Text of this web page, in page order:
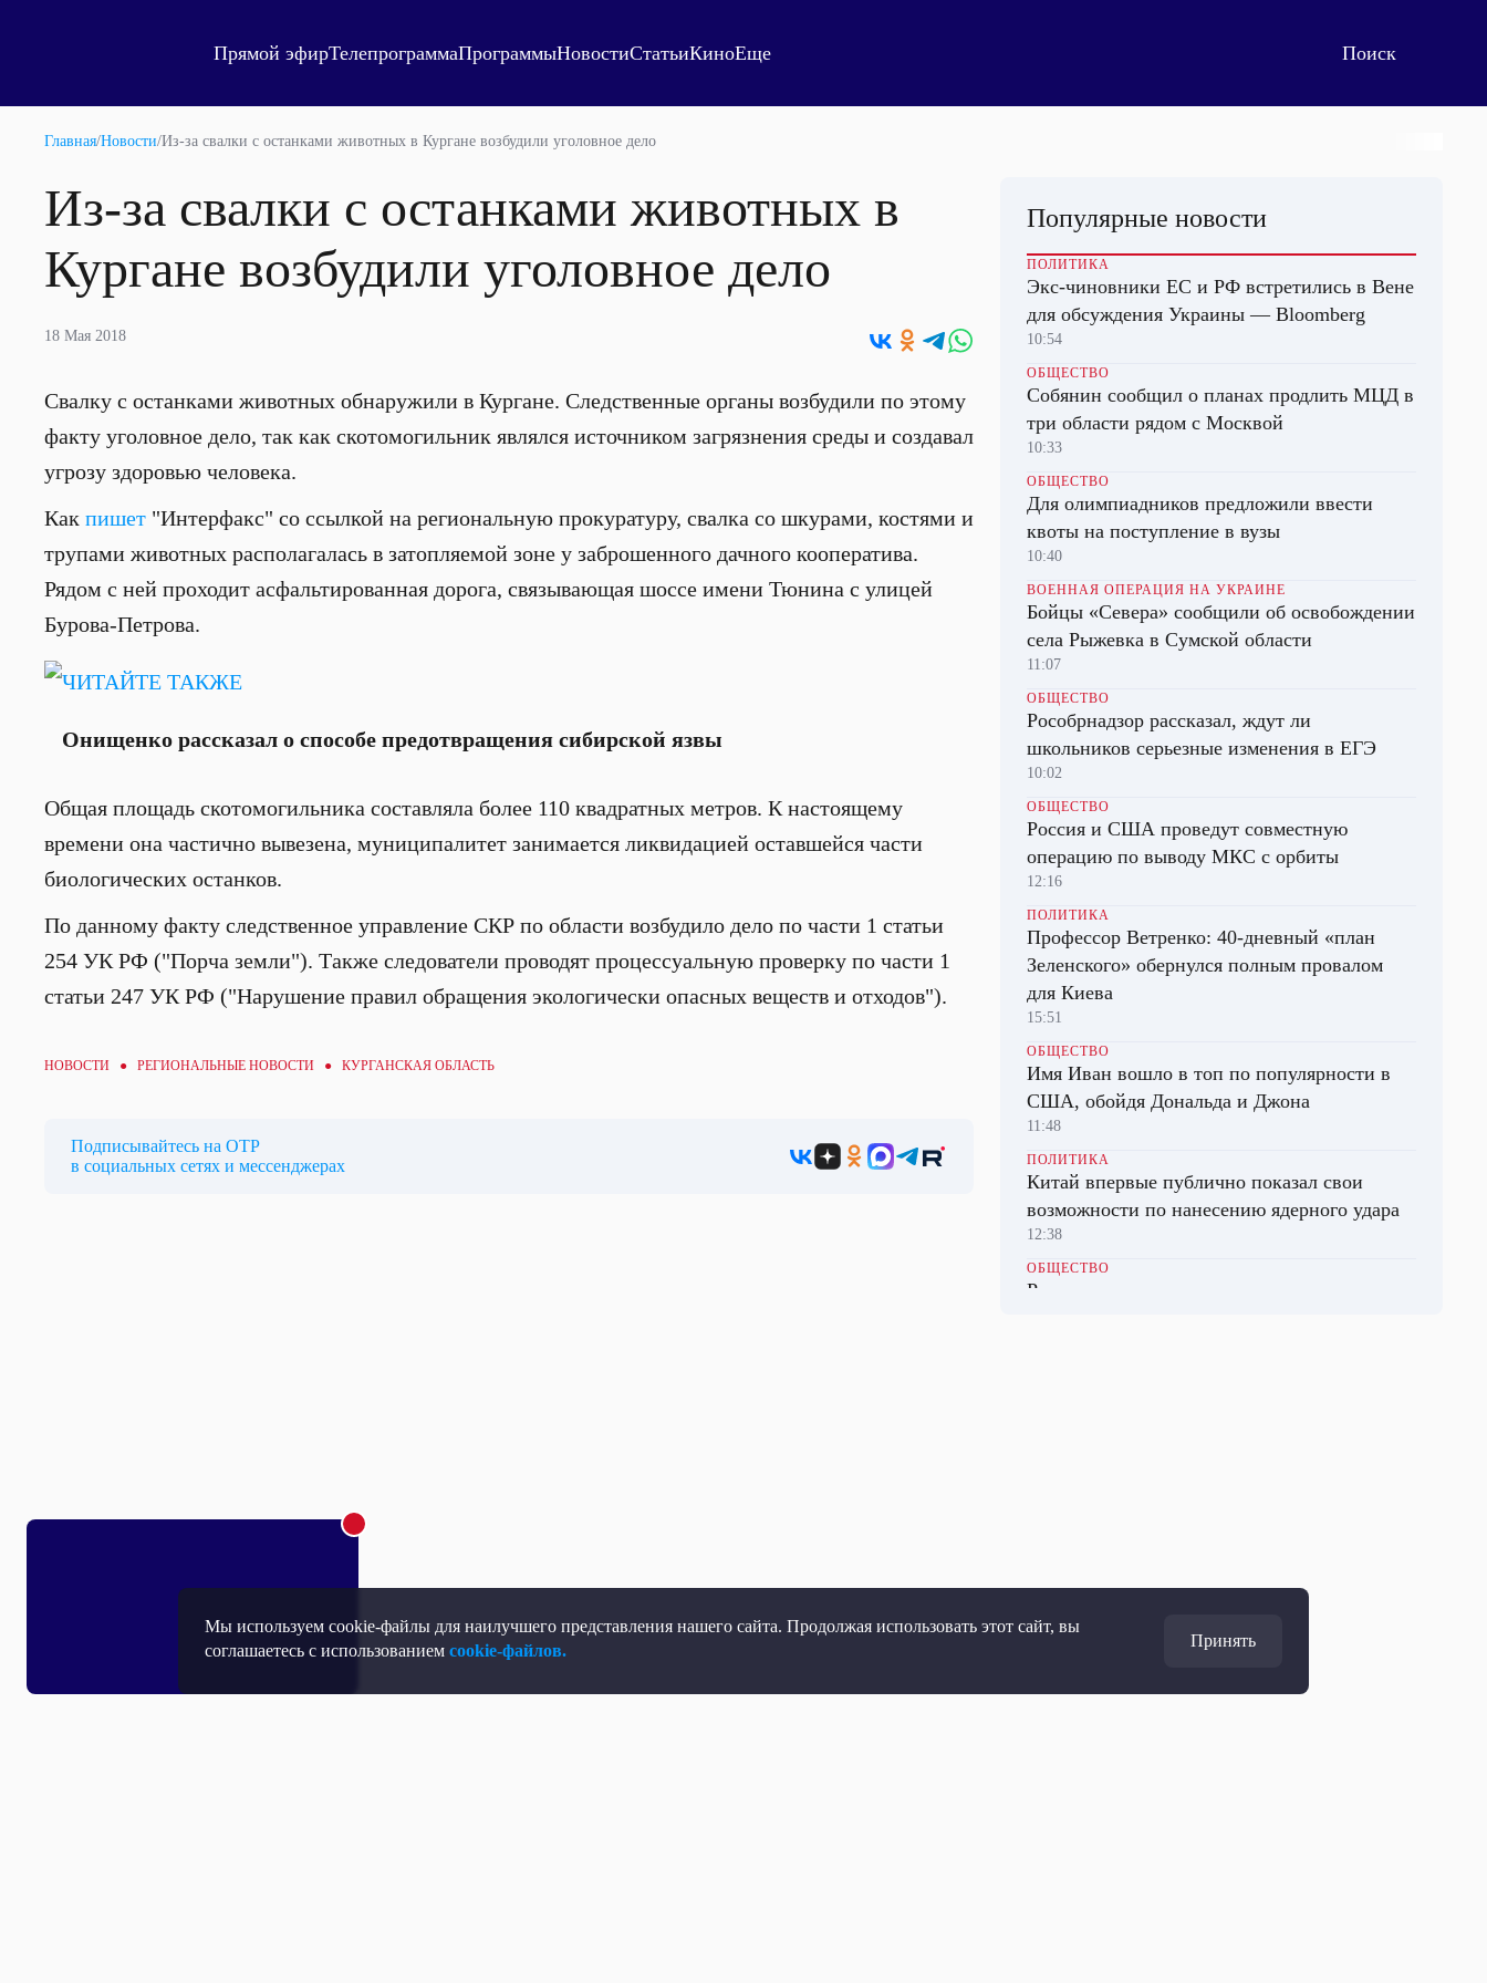
Мы используем cookie-файлы для наилучшего представления нашего сайта. Продолжая использовать этот сайт, вы
соглашаетесь с использованиемcookie-файлов.
Принять
Прямой эфирТелепрограммаПрограммыНовостиСтатьиКиноЕще
Главная/Новости/Из-за свалки с останками животных в Кургане возбудили уголовное дело
Из-за свалки с останками животных в
Кургане возбудили уголовное дело
18 Мая 2018
Свалку с останками животных обнаружили в Кургане. Следственные органы возбудили по этому
факту уголовное дело, так как скотомогильник являлся источником загрязнения среды и создавал
угрозу здоровью человека.
Как пишет "Интерфакс" со ссылкой на региональную прокуратуру, свалка со шкурами, костями и
трупами животных располагалась в затопляемой зоне у заброшенного дачного кооператива.
Рядом с ней проходит асфальтированная дорога, связывающая шоссе имени Тюнина с улицей
Бурова-Петрова.
ЧИТАЙТЕ ТАКЖЕ
Онищенко рассказал о способе предотвращения сибирской язвы
Общая площадь скотомогильника составляла более 110 квадратных метров. К настоящему
времени она частично вывезена, муниципалитет занимается ликвидацией оставшейся части
биологических останков.
По данному факту следственное управление СКР по области возбудило дело по части 1 статьи
254 УК РФ ("Порча земли"). Также следователи проводят процессуальную проверку по части 1
статьи 247 УК РФ ("Нарушение правил обращения экологически опасных веществ и отходов").
НОВОСТИ ● РЕГИОНАЛЬНЫЕ НОВОСТИ ● КУРГАНСКАЯ ОБЛАСТЬ
Подписывайтесь на ОТР
в социальных сетях и мессенджерах
Популярные новости
ПОЛИТИКА
Экс-чиновники ЕС и РФ встретились в Вене
для обсуждения Украины — Bloomberg
10:54
ОБЩЕСТВО
Собянин сообщил о планах продлить МЦД в
три области рядом с Москвой
10:33
ОБЩЕСТВО
Для олимпиадников предложили ввести
квоты на поступление в вузы
10:40
ВОЕННАЯ ОПЕРАЦИЯ НА УКРАИНЕ
Бойцы «Севера» сообщили об освобождении
села Рыжевка в Сумской области
11:07
ОБЩЕСТВО
Рособрнадзор рассказал, ждут ли
школьников серьезные изменения в ЕГЭ
10:02
ОБЩЕСТВО
Россия и США проведут совместную
операцию по выводу МКС с орбиты
12:16
ПОЛИТИКА
Профессор Ветренко: 40-дневный «план
Зеленского» обернулся полным провалом
для Киева
15:51
ОБЩЕСТВО
Имя Иван вошло в топ по популярности в
США, обойдя Дональда и Джона
11:48
ПОЛИТИКА
Китай впервые публично показал свои
возможности по нанесению ядерного удара
12:38
ОБЩЕСТВО
Русскоязычных гидов начнут готовить в